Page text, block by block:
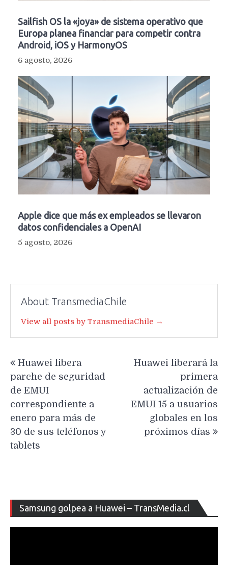
Sailfish OS la «joya» de sistema operativo que
Europa planea financiar para competir contra
Android, iOS y HarmonyOS
6 agosto, 2026
Apple dice que más ex empleados se llevaron
datos confidenciales a OpenAI
5 agosto, 2026
About TransmediaChile
View all posts by TransmediaChile →
de
entradas
Huawei libera
parche de seguridad
de EMUI
correspondiente a
enero para más de
30 de sus teléfonos y
tablets
Huawei liberará la
primera
actualización de
EMUI 15 a usuarios
globales en los
próximos días
Samsung golpea a Huawei – TransMedia.cl
de